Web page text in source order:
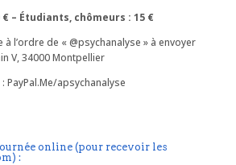
– Étudiants, chômeurs : 15 €
à l’ordre de « @psychanalyse » à envoyer
V, 34000 Montpellier
PayPal.Me/apsychanalyse
online (pour recevoir les
: